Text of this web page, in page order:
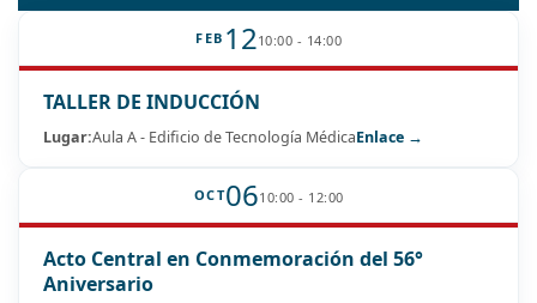
FEB 1210:00 - 14:00
TALLER DE INDUCCIÓN
Lugar:Aula A - Edificio de Tecnología MédicaEnlace →
OCT0610:00 - 12:00
Acto Central en Conmemoración del 56°
Aniversario